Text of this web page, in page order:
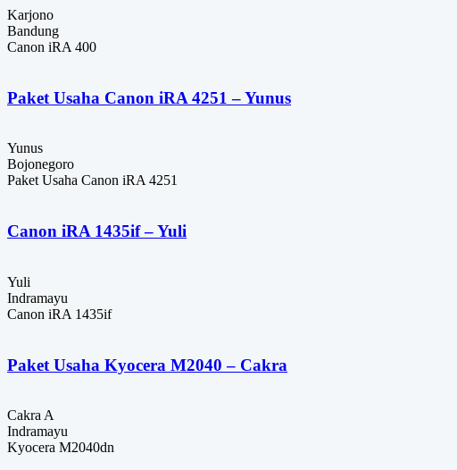
Karjono
Bandung
Canon iRA 400
Paket Usaha Canon iRA 4251 – Yunus
Yunus
Bojonegoro
Paket Usaha Canon iRA 4251
Canon iRA 1435if – Yuli
Yuli
Indramayu
Canon iRA 1435if
Paket Usaha Kyocera M2040 – Cakra
Cakra A
Indramayu
Kyocera M2040dn